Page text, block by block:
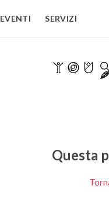
EVENTI SERVIZI
Questa